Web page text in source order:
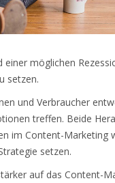
möglichen
setzen.
und Verbraucher
treffen. Beide
im Content-Marketing
setzen.
auf das Content-